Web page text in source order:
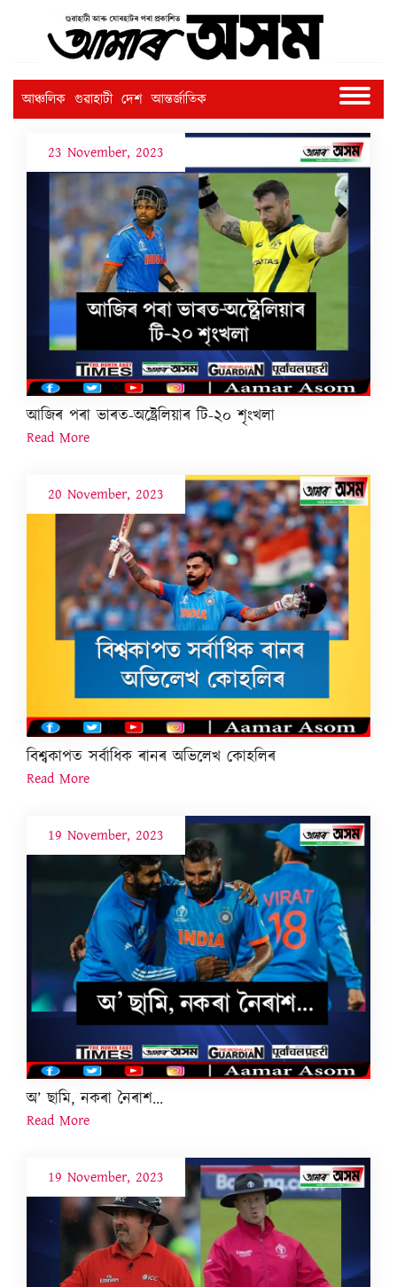
আঞ্চলিক গুৱাহাটী দেশ আন্তৰ্জাতিক
23 November, 2023
আজিৰ পৰা ভাৰত-অষ্ট্ৰেলিয়াৰ টি-২০ শৃংখলা
Read More
20 November, 2023
বিশ্বকাপত সৰ্বাধিক ৰানৰ অভিলেখ কোহলিৰ
Read More
19 November, 2023
অ’ ছামি, নকৰা নৈৰাশ...
Read More
19 November, 2023